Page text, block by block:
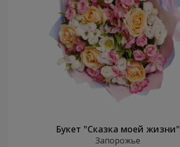
Букет "Сказка моей жизни"
Запорожье